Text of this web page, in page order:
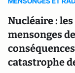
Nucléaire :
mensonges
catastrophe